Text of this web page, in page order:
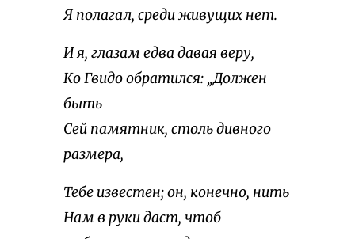
Я полагал, среди живущих нет.
И я, глазам едва давая веру,
Ко Гвидо обратился: „Должен
быть
Сей памятник, столь дивного
размера,
Тебе известен; он, конечно, нить
Нам в руки даст, чтоб